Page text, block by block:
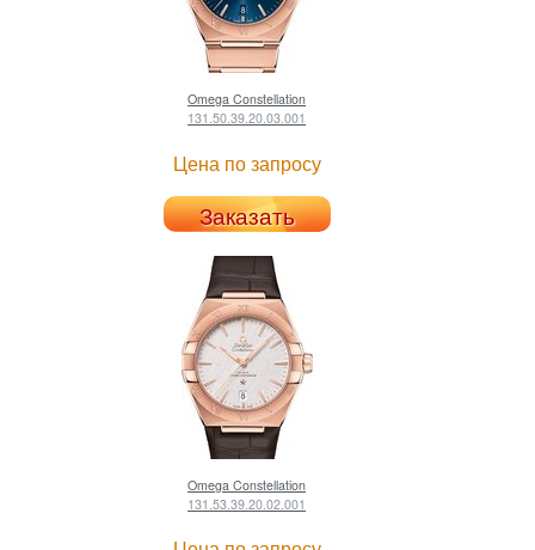
Omega Constellation
131.50.39.20.03.001
Цена по запросу
Заказать
Omega Constellation
131.53.39.20.02.001